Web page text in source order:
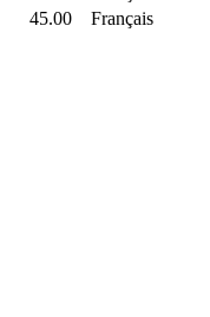
45.00 Français